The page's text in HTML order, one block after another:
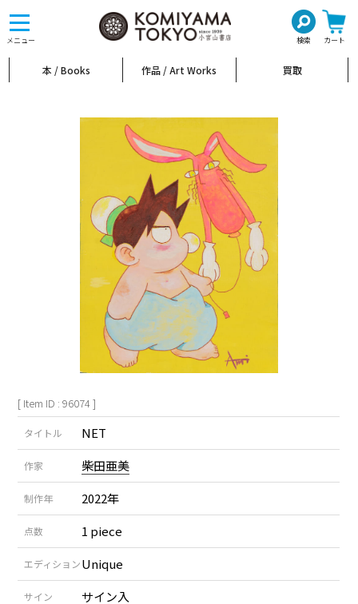
メニュー 検索 カート
toggle
navigation
本 / Books 作品 / Art Works 買取
[ Item ID : 96074 ]
タイトル NET
作家 柴田亜美
制作年 2022年
点数 1 piece
エディションUnique
サイン サイン入